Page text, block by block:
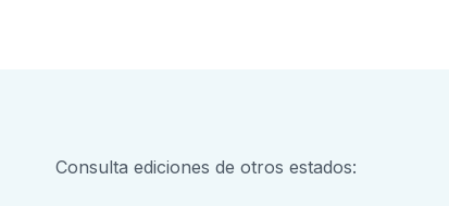
Consulta ediciones de otros estados: